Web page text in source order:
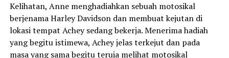
Kelihatan, Anne menghadiahkan sebuah motosikal
berjenama Harley Davidson dan membuat kejutan di
lokasi tempat Achey sedang bekerja. Menerima hadiah
yang begitu istimewa, Achey jelas terkejut dan pada
masa yang sama begitu teruja melihat motosikal